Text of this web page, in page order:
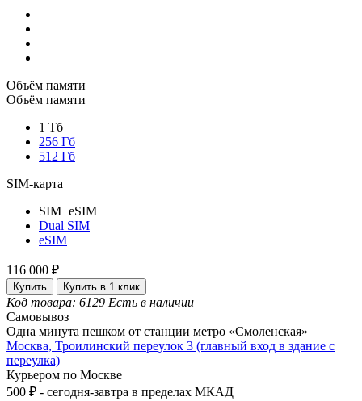
Объём памяти
Объём памяти
1 Тб
256 Гб
512 Гб
SIM-карта
SIM+eSIM
Dual SIM
eSIM
116 000 ₽
Купить Купить в 1 клик
Код товара: 6129 Есть в наличии
Самовывоз
Одна минута пешком от станции метро «Смоленская»
Москва, Троилинский переулок 3 (главный вход в здание с
переулка)
Курьером по Москве
500 ₽ - сегодня-завтра в пределах МКАД